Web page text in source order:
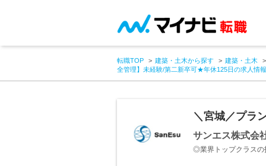
転職TOP 建築・土木から探す
建築・土木
全管理】未経験/第二新卒可★年休125日の求人情報
＼宮城／プラ
サンエス株式会
◎業界トップクラス